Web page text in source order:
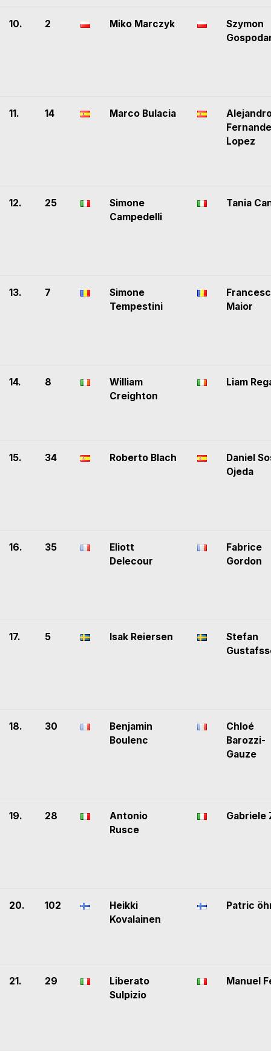
10. 2 Miko Marczyk
Szymon
11. 14 Marco Bulacia
Lopez
12. 25
Simone
Campedelli
Tania
13. 7
Simone
Tempestini
Maior
14. 8
William
Creighton
Liam
15. 34 Roberto Blach
Daniel
Ojeda
16. 35
Eliott
Delecour
Fabrice
Gordon
17. 5 Isak Reiersen
Stefan
18. 30
Benjamin
Boulenc
Chloé
Barozzi-
Gauze
19. 28
Antonio
Rusce
Gabriele
20. 102
Heikki
Kovalainen
Patric
21. 29
Liberato
Sulpizio
Manuel